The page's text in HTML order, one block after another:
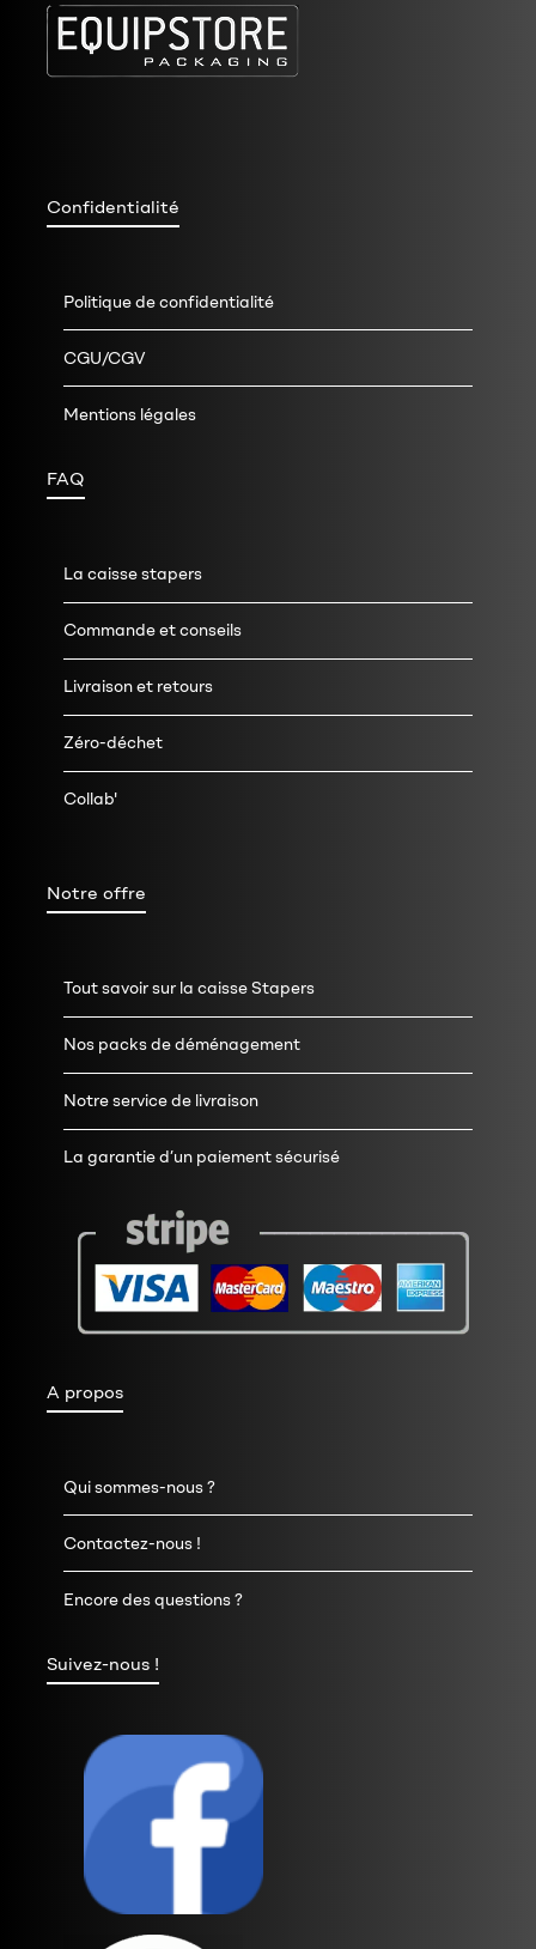
Confidentialité
Politique de confidentialité
CGU/CGV
Mentions légales
FAQ
La caisse stapers
Commande et conseils
Livraison et retours
Zéro-déchet
Collab'
Notre offre
Tout savoir sur la caisse Stapers
Nos packs de déménagement
Notre service de livraison
La garantie d’un paiement sécurisé
A propos
Qui sommes-nous ?
Contactez-nous !
Encore des questions ?
Suivez-nous !